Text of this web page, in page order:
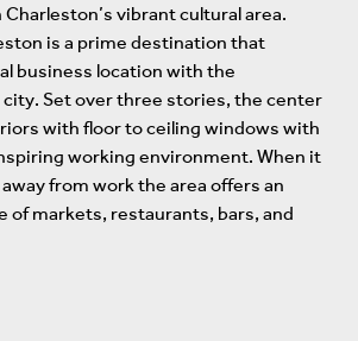
vibrant cultural area.
is a prime destination that
business location with the
Set over three stories, the center
with floor to ceiling windows with
working environment. When it
from work the area offers an
of markets, restaurants, bars, and